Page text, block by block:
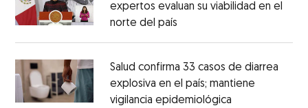
expertos evaluan su viabilidad en el
norte del país
Salud confirma 33 casos de diarrea
explosiva en el país; mantiene
vigilancia epidemiológica